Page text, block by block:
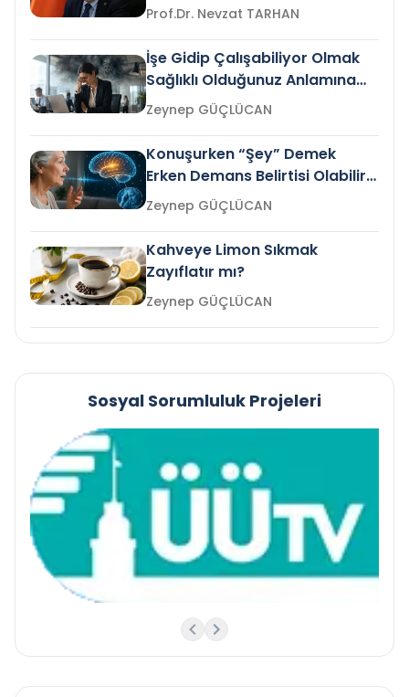
Prof.Dr. Nevzat TARHAN
İşe Gidip Çalışabiliyor Olmak
Sağlıklı Olduğunuz Anlamına
Gelir mi?Zeynep GÜÇLÜCAN
Konuşurken “Şey” Demek
Erken Demans Belirtisi Olabilir
mi?
Zeynep GÜÇLÜCAN
Kahveye Limon Sıkmak
Zayıflatır mı?
Zeynep GÜÇLÜCAN
Sosyal Sorumluluk Projeleri